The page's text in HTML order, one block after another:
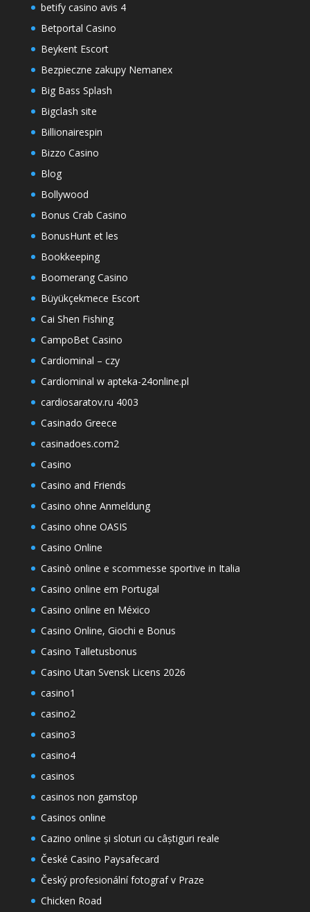
betify casino avis 4
Betportal Casino
Beykent Escort
Bezpieczne zakupy Nemanex
Big Bass Splash
Bigclash site
Billionairespin
Bizzo Casino
Blog
Bollywood
Bonus Crab Casino
BonusHunt et les
Bookkeeping
Boomerang Casino
Büyükçekmece Escort
Cai Shen Fishing
CampoBet Casino
Cardiominal – czy
Cardiominal w apteka-24online.pl
cardiosaratov.ru 4003
Casinado Greece
casinadoes.com2
Casino
Casino and Friends
Casino ohne Anmeldung
Casino ohne OASIS
Casino Online
Casinò online e scommesse sportive in Italia
Casino online em Portugal
Casino online en México
Casino Online, Giochi e Bonus
Casino Talletusbonus
Casino Utan Svensk Licens 2026
casino1
casino2
casino3
casino4
casinos
casinos non gamstop
Casinos online
Cazino online și sloturi cu câștiguri reale
České Casino Paysafecard
Český profesionální fotograf v Praze
Chicken Road